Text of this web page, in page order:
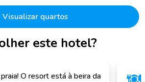
este hotel?
O resort está à beira da
Visualizar quartos